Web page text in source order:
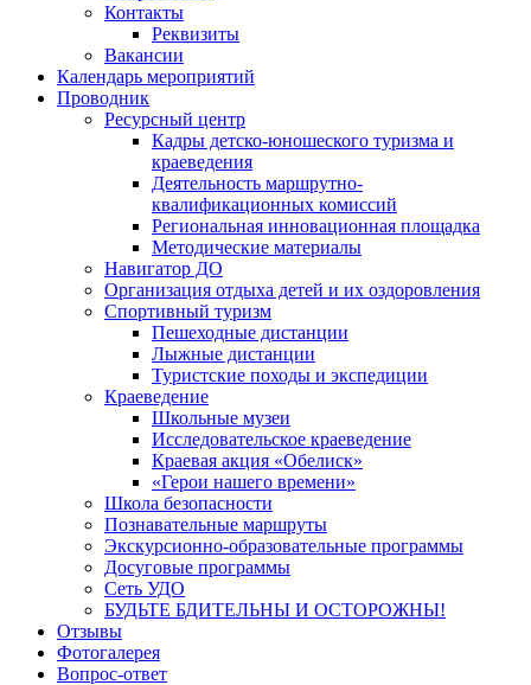
Контакты
Реквизиты
Вакансии
Календарь мероприятий
Проводник
Ресурсный центр
Кадры детско-юношеского туризма и
краеведения
Деятельность маршрутно-
квалификационных комиссий
Региональная инновационная площадка
Методические материалы
Навигатор ДО
Организация отдыха детей и их оздоровления
Спортивный туризм
Пешеходные дистанции
Лыжные дистанции
Туристские походы и экспедиции
Краеведение
Школьные музеи
Исследовательское краеведение
Краевая акция «Обелиск»
«Герои нашего времени»
Школа безопасности
Познавательные маршруты
Экскурсионно-образовательные программы
Досуговые программы
Сеть УДО
БУДЬТЕ БДИТЕЛЬНЫ И ОСТОРОЖНЫ!
Отзывы
Фотогалерея
Вопрос-ответ